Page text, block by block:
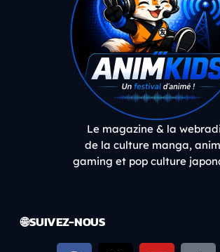
Le magazine & la
de la culture manga,
gaming et pop culture
🌐 SUIVEZ-NOUS